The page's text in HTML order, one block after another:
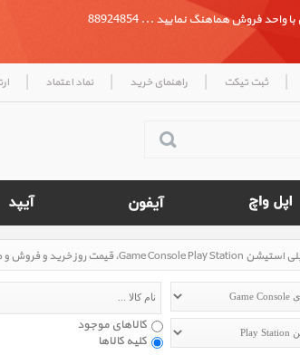
فروش هماهنگ نمایید ... 88924854
| ثبت تیکت | راهنمای خرید | نماد اعتماد |
کالاهای موجود
کلیه کالاها